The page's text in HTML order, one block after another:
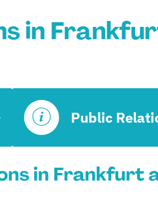
in
Public
in Frankfurt